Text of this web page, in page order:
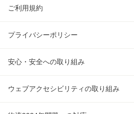
ご利用規約
プライバシーポリシー
安心・安全への取り組み
ウェブアクセシビリティの取り組み